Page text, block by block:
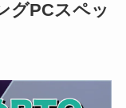
グPCスペッ